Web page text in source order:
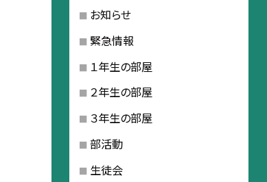
お知らせ
緊急情報
１年生の部屋
２年生の部屋
３年生の部屋
部活動
生徒会